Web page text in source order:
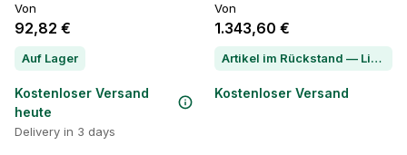
Von
92,82 €
Auf Lager
Kostenloser Versand
heute
Delivery in 3 days
Von
1.343,60 €
Artikel im Rückstand — Lieferzeit per Chat erfragen
Kostenloser Versand